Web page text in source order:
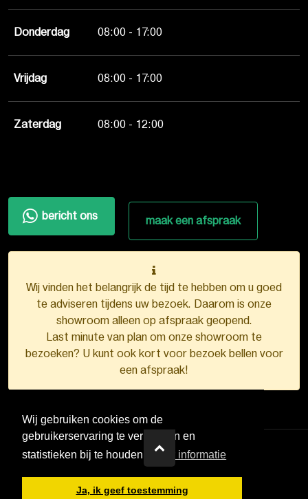
Wij gebruiken cookies om de
gebruikerservaring te verbeteren en
statistieken bij te houden.
Meer informatie
Ja, ik geef toestemming
Donderdag 08:00 - 17:00
Vrijdag 08:00 - 17:00
Zaterdag 08:00 - 12:00
bericht ons maak een afspraak
Wij vinden het belangrijk de tijd te hebben om u goed
te adviseren tijdens uw bezoek. Daarom is onze
showroom alleen op afspraak geopend.
Last minute van plan om onze showroom te
bezoeken? U kunt ook kort voor bezoek bellen voor
een afspraak!
Ontwerp en realisatie door